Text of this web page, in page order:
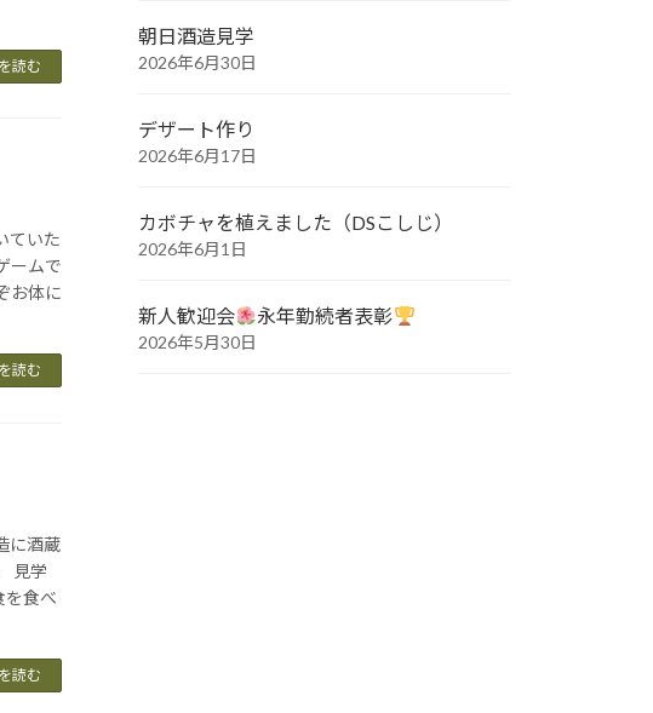
読む
ていた
ームで
お体に
読む
に酒蔵
見学
食べ
読む
朝日酒造見学
2026年6月30日
デザート作り
2026年6月17日
カボチャを植えました（DSこしじ）
2026年6月1日
新人歓迎会 永年勤続者表彰
2026年5月30日